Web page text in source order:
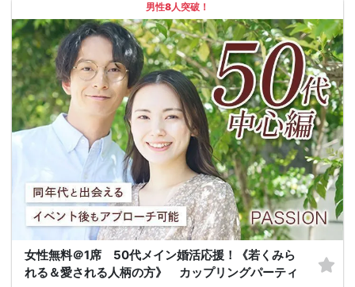
男性8人突破！
女性無料＠1席 50代メイン婚活応援！《若くみら
れる＆愛される人柄の方》 カップリングパーティ